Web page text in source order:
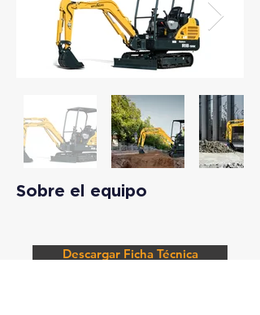
Sobre el equipo
Descargar Ficha Técnica